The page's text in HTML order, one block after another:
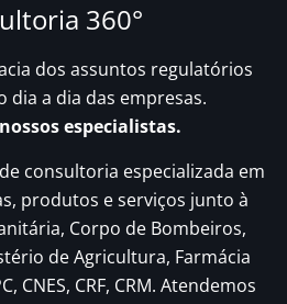
360°
dos assuntos regulatórios
dia a dia das empresas.
especialistas.
consultoria especializada em
produtos e serviços junto à
Corpo de Bombeiros,
de Agricultura, Farmácia
CNES, CRF, CRM. Atendemos